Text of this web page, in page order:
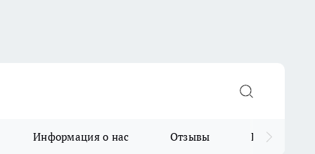
Информация о нас Отзывы Прайс для